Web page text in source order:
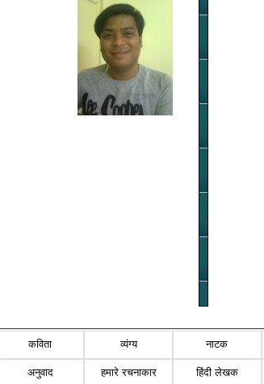
कविता व्यंग्य नाटक
अनुवाद हमारे रचनाकार हिंदी लेखक